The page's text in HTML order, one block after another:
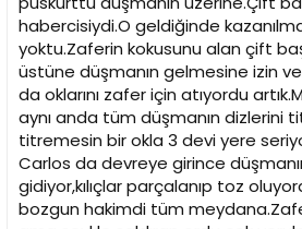
habercisiydi.O geldiğinde
yoktu.Zaferin kokusunu alan çift
üstüne düşmanın gelmesine izin
da oklarını zafer için atıyordu
aynı anda tüm düşmanın dizlerini
titremesin bir okla 3 devi yere
Carlos da devreye girince
gidiyor,kılıçlar parçalanıp toz
bozgun hakimdi tüm